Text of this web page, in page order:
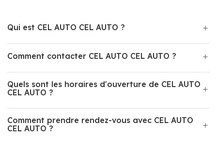
Qui est CEL AUTO CEL AUTO ?
Comment contacter CEL AUTO CEL AUTO ?
Quels sont les horaires d'ouverture de CEL AUTO
CEL AUTO ?
Comment prendre rendez-vous avec CEL AUTO
CEL AUTO ?